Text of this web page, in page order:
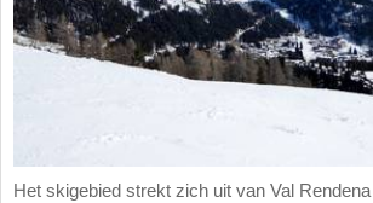
Het skigebied strekt zich uit van Val